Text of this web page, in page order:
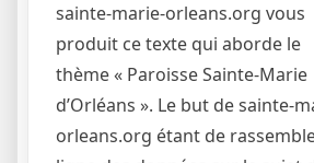
sainte-marie-orleans.org vous
produit ce texte qui aborde le
thème « Paroisse Sainte-Marie
d’Orléans ». Le but de sainte-
orleans.org étant de